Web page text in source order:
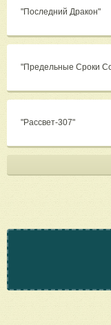
"Последний Дракон"
"Предельные Сроки
"Рассвет-307"